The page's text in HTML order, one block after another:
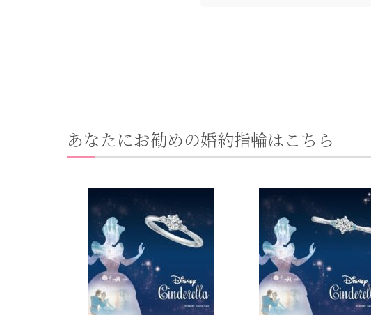
あなたにお勧めの婚約指輪はこちら